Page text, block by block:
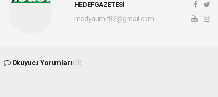
HEDEFGAZETESİ
medyaumit82@gmail.com
Okuyucu Yorumları (0)